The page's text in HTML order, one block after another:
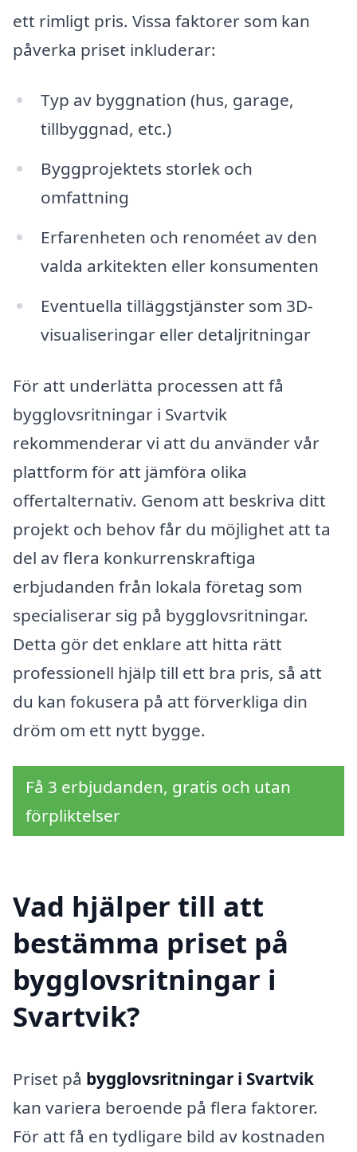
ett rimligt pris. Vissa faktorer som kan
påverka priset inkluderar:
Typ av byggnation (hus, garage,
tillbyggnad, etc.)
Byggprojektets storlek och
omfattning
Erfarenheten och renoméet av den
valda arkitekten eller konsumenten
Eventuella tilläggstjänster som 3D-
visualiseringar eller detaljritningar
För att underlätta processen att få
bygglovsritningar i Svartvik
rekommenderar vi att du använder vår
plattform för att jämföra olika
offertalternativ. Genom att beskriva ditt
projekt och behov får du möjlighet att ta
del av flera konkurrenskraftiga
erbjudanden från lokala företag som
specialiserar sig på bygglovsritningar.
Detta gör det enklare att hitta rätt
professionell hjälp till ett bra pris, så att
du kan fokusera på att förverkliga din
dröm om ett nytt bygge.
Få 3 erbjudanden, gratis och utan
förpliktelser
Vad hjälper till att
bestämma priset på
bygglovsritningar i
Svartvik?
Priset på bygglovsritningar i Svartvik
kan variera beroende på flera faktorer.
För att få en tydligare bild av kostnaden